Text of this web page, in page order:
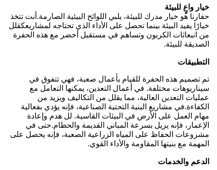
خيار واعٍ للبيئة
حفارنا هو خيار مدرك للبيئة، يلبي اللوائح البيئية الصارمة.أنت تتخذ
خيارًا يفيد البيئة بينما تحصل على الأداء الذي تحتاجه لمشاريعكقلل
من انبعاثات الكربون وتساهم في مستقبل أخضر مع هذه الحفرة
الصديقة للبيئة.
التطبيقات
تم تصميم هذه الحفرة للقيام بأعمال صعبة، فهي تتفوق في
سيناريوهات مختلفة. في أعمال التعدين، يمكنها التعامل مع
عمليات التعدين العالية، مما يقلل من التكاليف ويزيد من
الكفاءة.في مشاريع البنية التحتية الصناعية، فإنه يؤدي بفعالية
مهام العمل على الأرض في البيئات القاسية. لل هدم وإعادة
الإعمار، فإنه يزيل بسرعة المباني القديمة والحطام.حتى في
مشروعات الحفاظ على المياه الزراعية الصعبة، فإنه يحصل على
المهمة مع بنيتها المقاومة والأداء القوي.
الدعم والخدمات